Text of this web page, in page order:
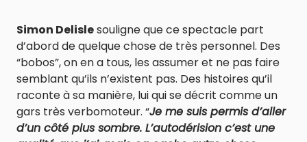
Simon Delislesouligne que ce spectacle part
d’abord de quelque chose de très personnel. Des
“bobos”, on en a tous, les assumer et ne pas faire
semblant qu’ils n’existent pas. Des histoires qu’il
raconte à sa manière, lui qui se décrit comme un
gars très verbomoteur. “Je me suis permis d’aller
d’un côté plus sombre. L’autodérision c’est une